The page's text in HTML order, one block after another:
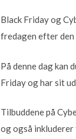
Black Friday og
fredagen efter
På denne dag kan
Friday og har sit
Tilbuddene på
og også inkluderer